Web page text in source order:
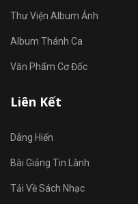
Thư Viện Album Ảnh
Album Thánh Ca
Văn Phẩm Cơ Đốc
Liên Kết
Dâng Hiến
Bài Giảng Tin Lành
Tải Về Sách Nhạc